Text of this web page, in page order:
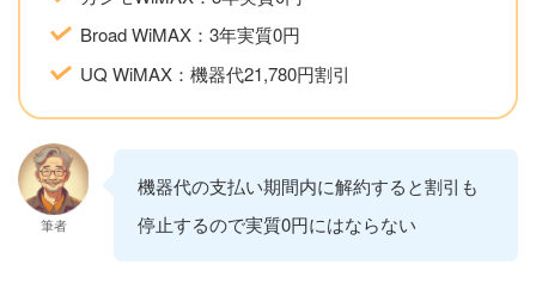
Broad WiMAX：3年実質0円
UQ WiMAX：機器代21,780円割引
筆者
機器代の支払い期間内に解約すると割引も
停止するので実質0円にはならない